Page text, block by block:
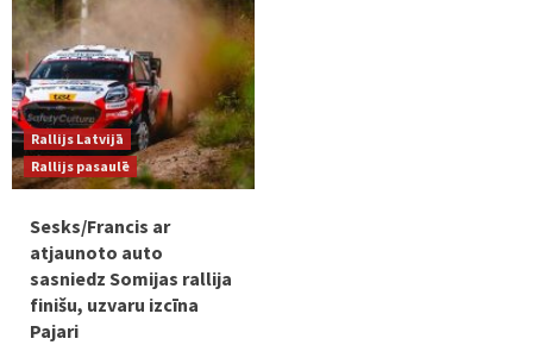
Rallijs Latvijā
Rallijs pasaulē
Sesks/Francis ar
atjaunoto auto
sasniedz Somijas rallija
finišu, uzvaru izcīna
Pajari